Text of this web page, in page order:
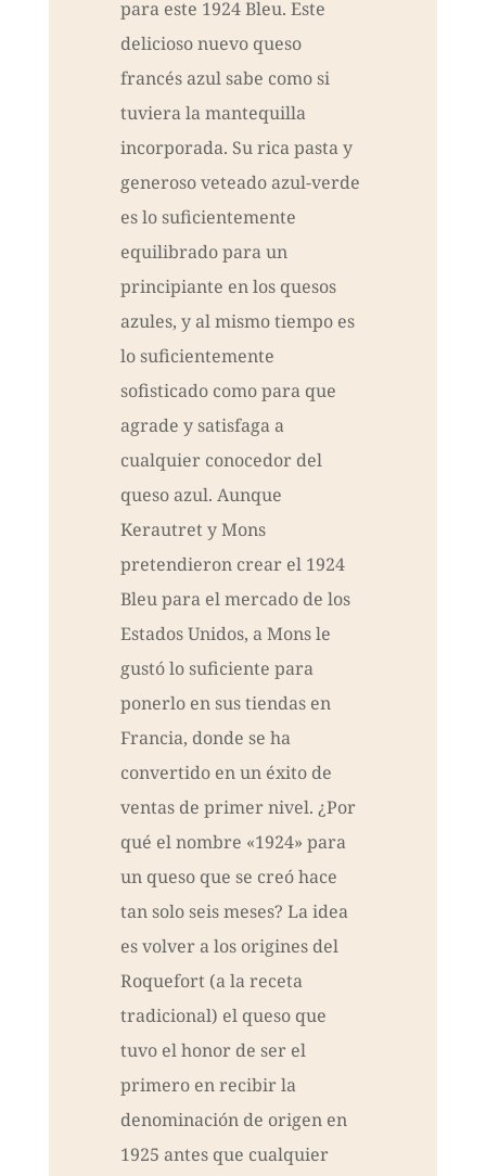
para este 1924 Bleu. Este
delicioso nuevo queso
francés azul sabe como si
tuviera la mantequilla
incorporada. Su rica pasta y
generoso veteado azul-verde
es lo suficientemente
equilibrado para un
principiante en los quesos
azules, y al mismo tiempo es
lo suficientemente
sofisticado como para que
agrade y satisfaga a
cualquier conocedor del
queso azul. Aunque
Kerautret y Mons
pretendieron crear el 1924
Bleu para el mercado de los
Estados Unidos, a Mons le
gustó lo suficiente para
ponerlo en sus tiendas en
Francia, donde se ha
convertido en un éxito de
ventas de primer nivel. ¿Por
qué el nombre «1924» para
un queso que se creó hace
tan solo seis meses? La idea
es volver a los origines del
Roquefort (a la receta
tradicional) el queso que
tuvo el honor de ser el
primero en recibir la
denominación de origen en
1925 antes que cualquier